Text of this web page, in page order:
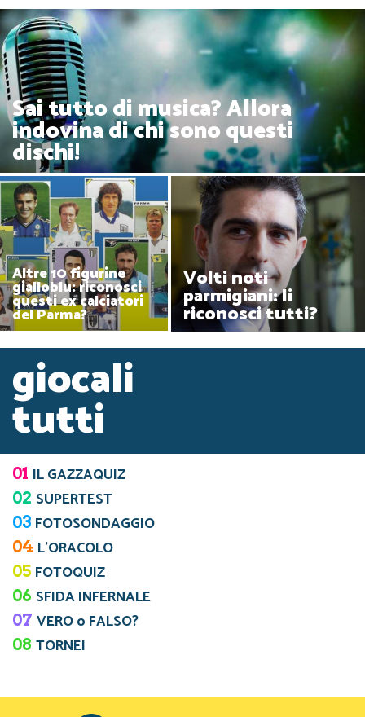
Sai tutto di musica? Allora
indovina di chi sono questi
dischi!
Altre 10 figurine
gialloblu: riconosci
questi ex calciatori
del Parma?
Volti noti
parmigiani: li
riconosci tutti?
giocali
tutti
01 IL GAZZAQUIZ
02 SUPERTEST
03 FOTOSONDAGGIO
04 L’ORACOLO
05 FOTOQUIZ
06 SFIDA INFERNALE
07 VERO o FALSO?
08 TORNEI